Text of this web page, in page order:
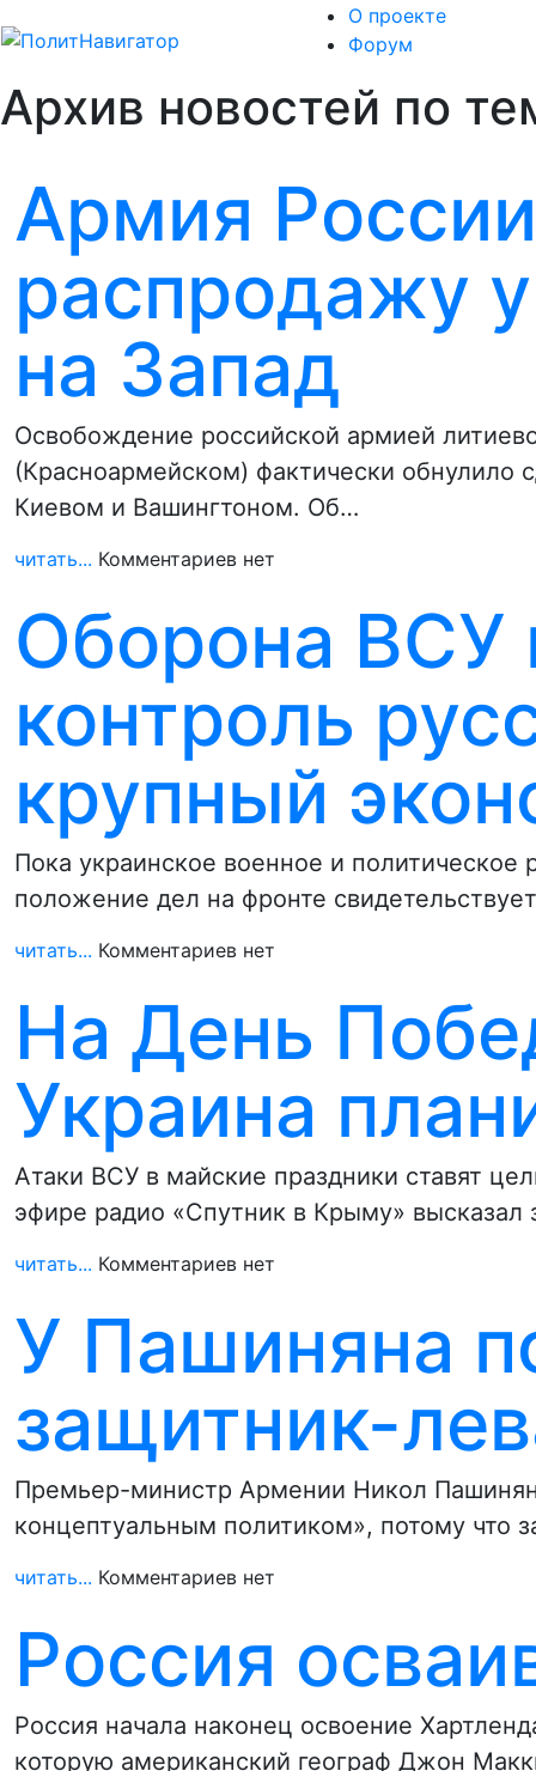
О проекте
Форум
Архив новостей по
Армия
распродажу
на Запад
Освобождение российской армией
(Красноармейском) фактически
Киевом и Вашингтоном. Об…
читать... Комментариев нет
Оборона ВСУ
контроль
крупный
Пока украинское военное и политическое
положение дел на фронте
читать... Комментариев нет
На День
Украина
Атаки ВСУ в майские праздники ставят
эфире радио «Спутник в Крыму»
читать... Комментариев нет
У Пашиняна
защитник-
Премьер-министр Армении Никол
концептуальным политиком», потому
читать... Комментариев нет
Россия
Россия начала наконец освоение
которую американский географ Джон